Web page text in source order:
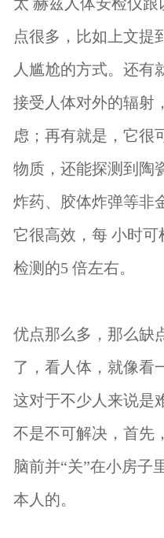
太 赫兹人体安检仪
点很多，比如上文提
人尴尬的方式。还有
接受人体对外的辐射
虑；再有就是，它很
物质，还能探测到陶
炸药、胶体炸弹等非
它很高效，每 小时可
检测的5 倍左右。
优点那么多，那么缺
了，看人体，就像看
这对于不少人来说是
不是不可解决，首先
脑前并“关”在小房子
本人的。